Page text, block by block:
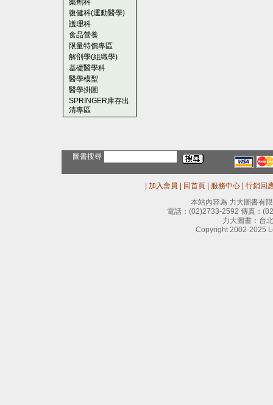
藥劑科
復健科(運動醫學)
護理科
食品營養
限量特價專區
解剖學(組織學)
基礎醫學科
醫學模型
醫學掛圖
SPRINGER庫存出
清專區
圖書搜尋
加入會員 回首頁 服務中心
行銷回
本站內容為 力大圖書有
電話： (02)2733-2592 傳真：
力大圖書：台
Copyright 2002-2025